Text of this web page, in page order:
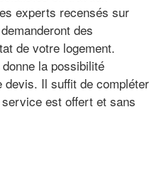
experts recensés sur
des
de votre logement.
la possibilité
devis. Il suffit de compléter
est offert et sans